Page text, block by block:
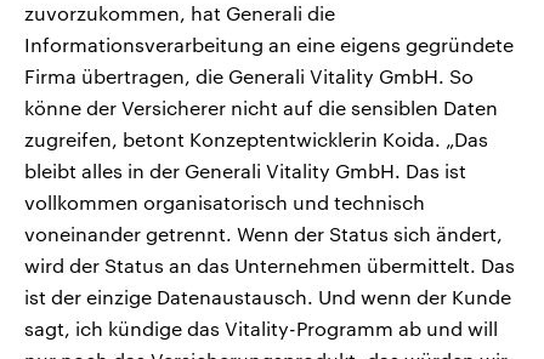
zuvorzukommen, hat Generali die
Informationsverarbeitung an eine eigens gegründete
Firma übertragen, die Generali Vitality GmbH. So
könne der Versicherer nicht auf die sensiblen Daten
zugreifen, betont Konzeptentwicklerin Koida. „Das
bleibt alles in der Generali Vitality GmbH. Das ist
vollkommen organisatorisch und technisch
voneinander getrennt. Wenn der Status sich ändert,
wird der Status an das Unternehmen übermittelt. Das
ist der einzige Datenaustausch. Und wenn der Kunde
sagt, ich kündige das Vitality-Programm ab und will